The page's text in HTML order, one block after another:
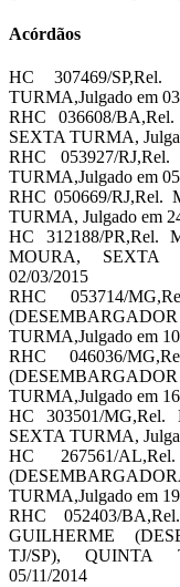
Acórdãos
HC 307469/
TURMA,Julgado em
RHC 036608/
SEXTA TURMA,
RHC 053927/
TURMA,Julgado em
RHC 050669/
TURMA, Julgado em
HC 312188/PR,Rel.
MOURA, SEXTA
02/03/2015
RHC 053714/
TURMA,Julgado em
RHC 046036/
TURMA,Julgado em
HC 303501/
SEXTA TURMA,
HC 267561/
TURMA,Julgado em
RHC 052403/
GUILHERME
TJ/SP), QUINTA
05/11/2014